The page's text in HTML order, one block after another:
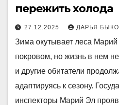
пережить холода
27.12.2025 ДАРЬЯ
Зима окутывает леса
покровом, но жизнь в нем
и другие обитатели
адаптируясь к сезону.
инспекторы Марий Эл